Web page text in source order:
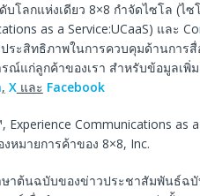
โลกแห่งเดียว 8×8 กำจัดไซโล (ไซ
as a Service:UCaaS) และ
ประสิทธิภาพในการควบคุมด้านการ
ณ์แก่ลูกค้าของเรา สำหรับข้อมูลเพิ่
, Xและ Facebook
Experience Communications as
หมายการค้าของ 8×8, Inc.
ษาต้นฉบับของข่าวประชาสัมพันธ์ฉ